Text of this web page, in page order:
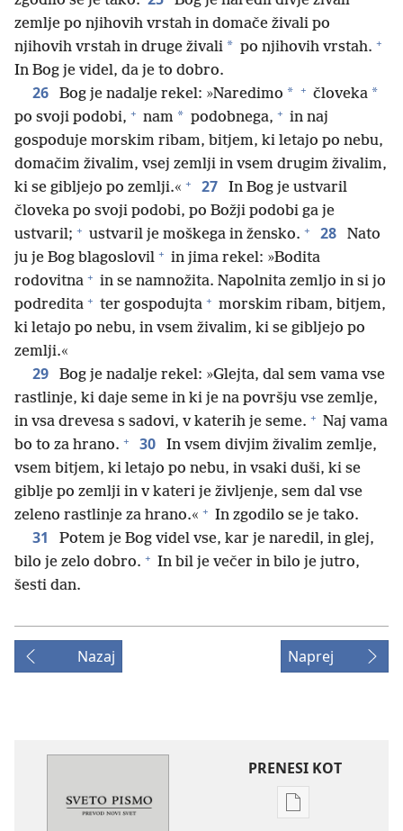
zemlje po njihovih vrstah in domače živali po
njihovih vrstah in druge živali * po njihovih vrstah. +
In Bog je videl, da je to dobro.
26 Bog je nadalje rekel: »Naredimo * + človeka *
po svoji podobi, + nam * podobnega, + in naj
gospoduje morskim ribam, bitjem, ki letajo po nebu,
domačim živalim, vsej zemlji in vsem drugim živalim,
ki se gibljejo po zemlji.« + 27
In Bog je ustvaril
človeka po svoji podobi, po Božji podobi ga je
ustvaril; + ustvaril je moškega in žensko. + 28
Nato
ju je Bog blagoslovil + in jima rekel: »Bodita
rodovitna + in se namnožita. Napolnita zemljo in si jo
podredita + ter gospodujta + morskim ribam, bitjem,
ki letajo po nebu, in vsem živalim, ki se gibljejo po
zemlji.«
29
Bog je nadalje rekel: »Glejta, dal sem vama vse
rastlinje, ki daje seme in ki je na površju vse zemlje,
in vsa drevesa s sadovi, v katerih je seme. + Naj vama
bo to za hrano. + 30
In vsem divjim živalim zemlje,
vsem bitjem, ki letajo po nebu, in vsaki duši, ki se
giblje po zemlji in v kateri je življenje, sem dal vse
zeleno rastlinje za hrano.« + In zgodilo se je tako.
31
Potem je Bog videl vse, kar je naredil, in glej,
bilo je zelo dobro. + In bil je večer in bilo je jutro,
šesti dan.
Nazaj Naprej
PRENESI KOT
Možnosti